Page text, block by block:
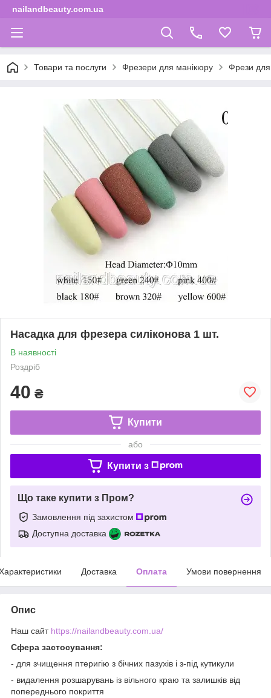
nailandbeauty.com.ua
Товари та послуги Фрезери для манікюру Фрези
Насадка для фрезера силіконова 1 шт.
В наявності
Роздріб
40 ₴
Купити
або
Купити з
Що таке купити з Пром?
Замовлення під захистом
Доступна доставка
Доставка Оплата Умови повернення
Опис
Наш сайт https://nailandbeauty.com.ua/
Сфера застосування:
- для зчищення птеригію з бічних пазухів і з-під кутикули
- видалення розшарувань із вільного краю та залишків від
попереднього покриття